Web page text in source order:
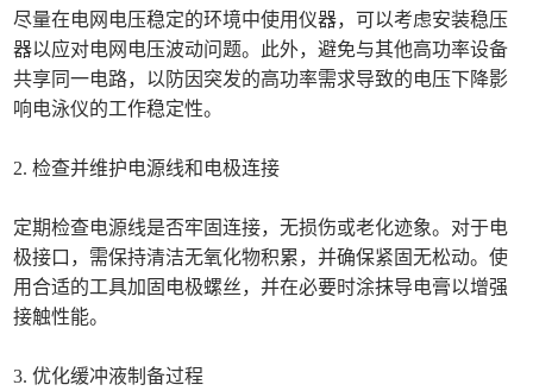
尽量在电网电压稳定的环境中使用仪器，可以考虑安装稳压
器以应对电网电压波动问题。此外，避免与其他高功率设备
共享同一电路，以防因突发的高功率需求导致的电压下降影
响电泳仪的工作稳定性。
2. 检查并维护电源线和电极连接
定期检查电源线是否牢固连接，无损伤或老化迹象。对于电
极接口，需保持清洁无氧化物积累，并确保紧固无松动。使
用合适的工具加固电极螺丝，并在必要时涂抹导电膏以增强
接触性能。
3. 优化缓冲液制备过程